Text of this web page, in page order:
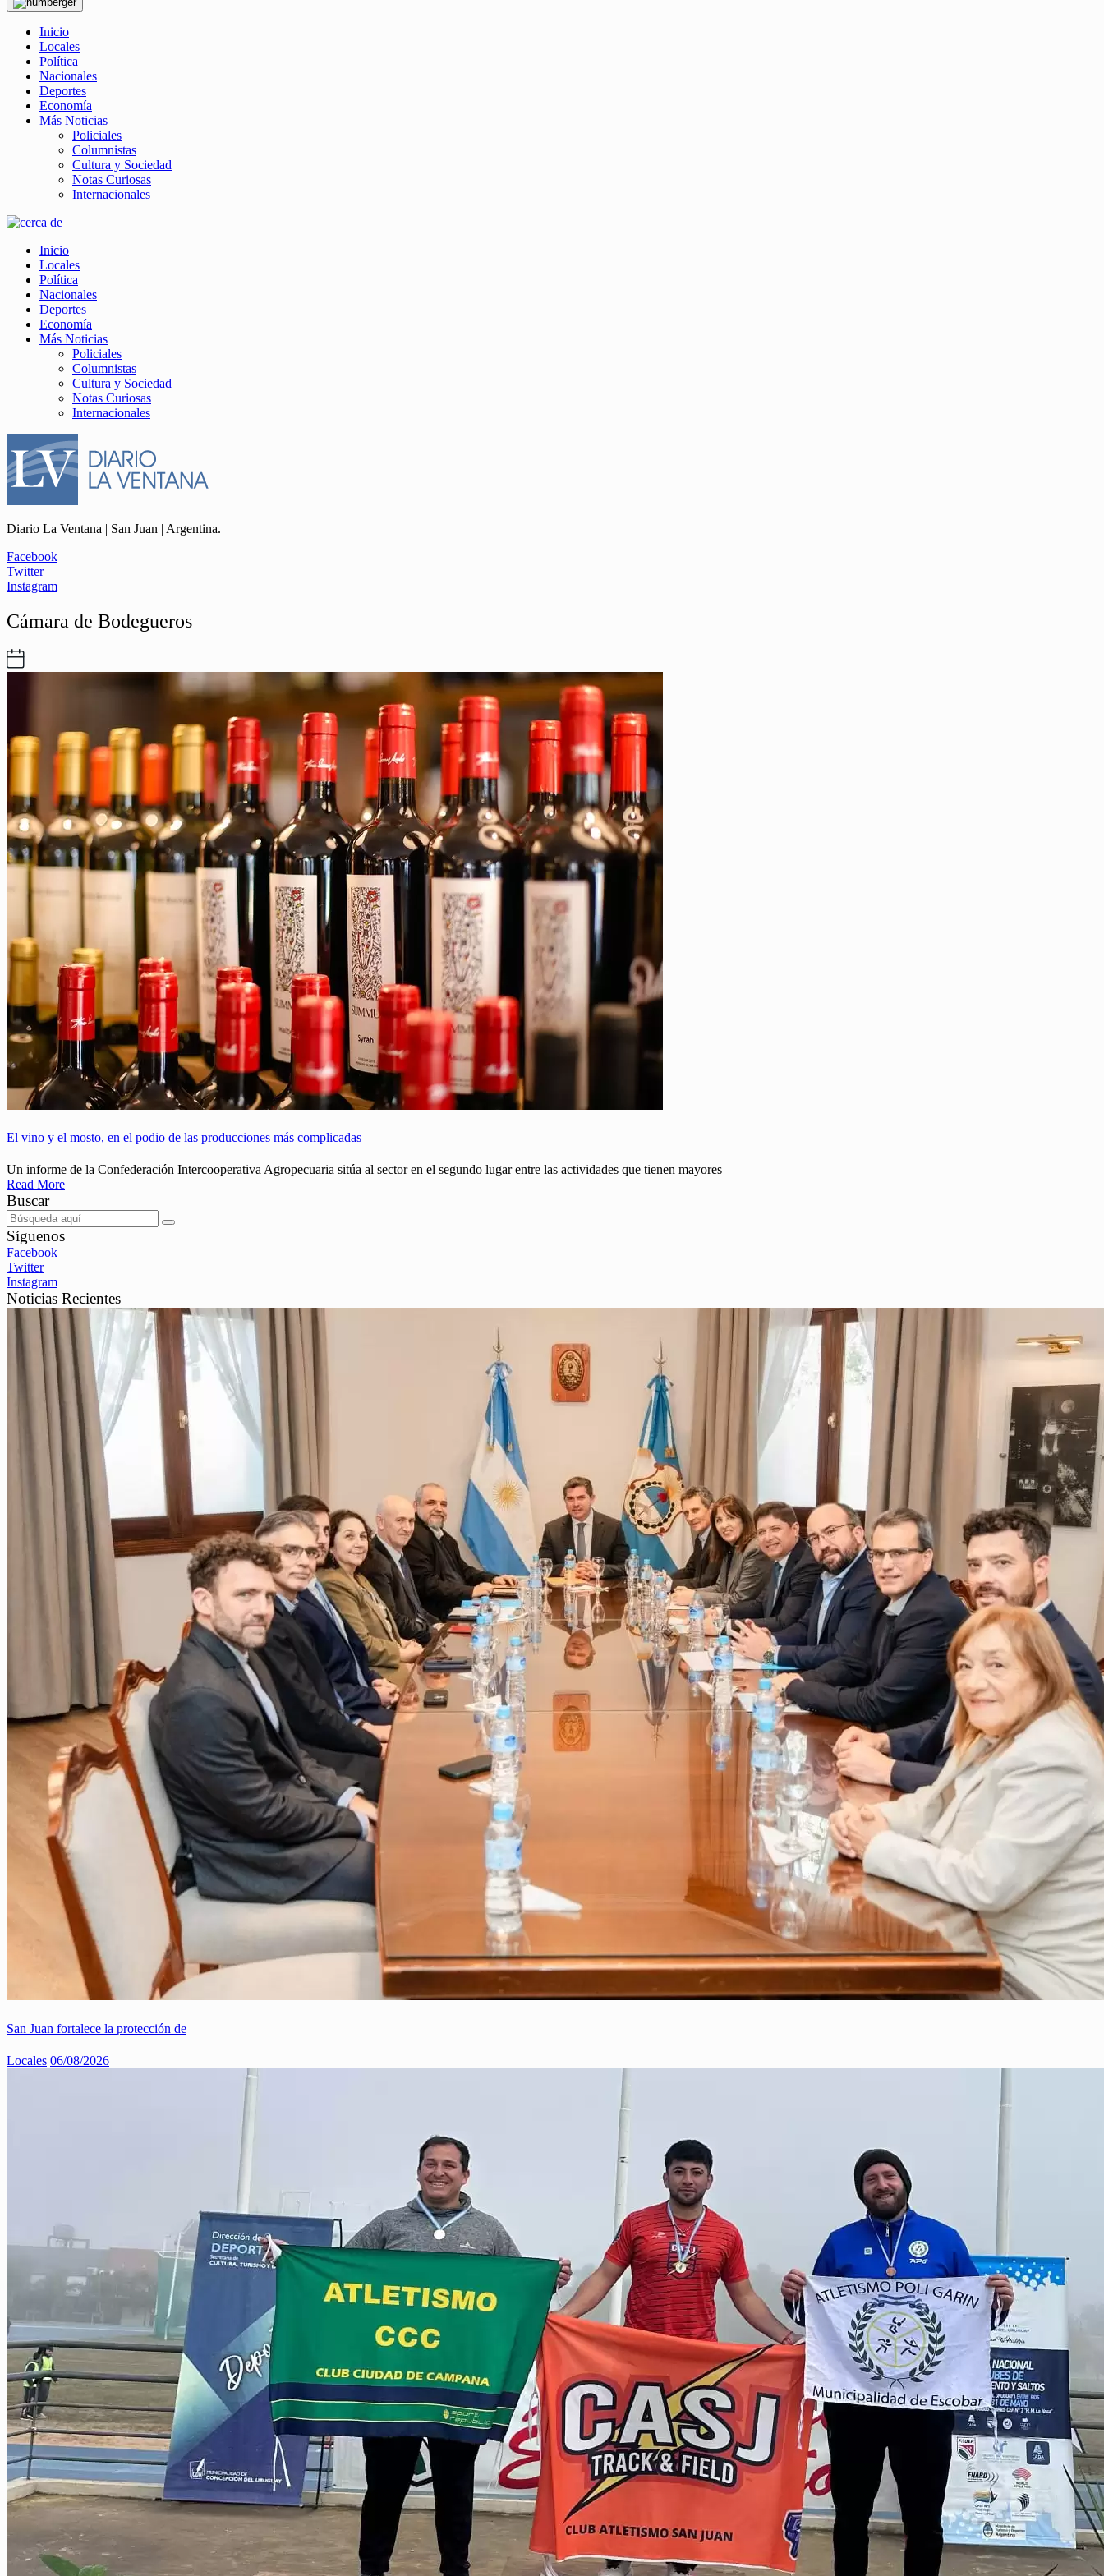
Inicio
Locales
Política
Nacionales
Deportes
Economía
Más Noticias
Policiales
Columnistas
Cultura y Sociedad
Notas Curiosas
Internacionales
Inicio
Locales
Política
Nacionales
Deportes
Economía
Más Noticias
Policiales
Columnistas
Cultura y Sociedad
Notas Curiosas
Internacionales
Diario La Ventana | San Juan | Argentina.
Facebook
Twitter
Instagram
Cámara de Bodegueros
El vino y el mosto, en el podio de las producciones más complicadas
Un informe de la Confederación Intercooperativa Agropecuaria sitúa al sector en el segundo lugar entre las actividades que tienen mayores
Read More
Buscar
Síguenos
Facebook
Twitter
Instagram
Noticias Recientes
San Juan fortalece la protección de
Locales 06/08/2026